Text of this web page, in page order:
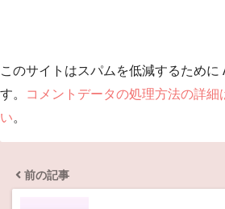
このサイトはスパムを低減するために
す。
コメントデータの処理方法の詳細
い。
前の記事